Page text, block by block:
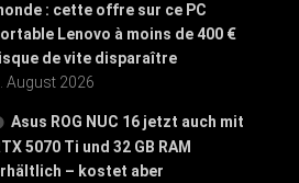
: cette offre sur ce PC
Lenovo à moins de 400 €
de vite disparaître
August 2026
Asus ROG NUC 16 jetzt auch mit
5070 Ti und 32 GB RAM
– kostet aber